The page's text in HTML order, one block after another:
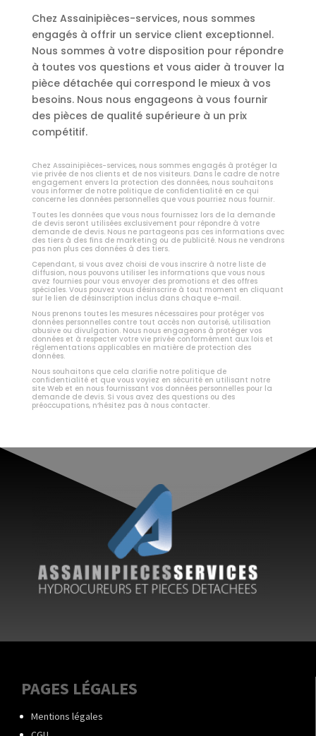
Chez Assainipièces-services, nous sommes
engagés à offrir un service client exceptionnel.
Nous sommes à votre disposition pour répondre
à toutes vos questions et vous aider à trouver la
pièce détachée qui correspond le mieux à vos
besoins. Nous nous engageons à vous fournir
des pièces de qualité supérieure à un prix
compétitif.
Chez Assainipièces-services, nous sommes engagés à protéger la
vie privée de nos clients et de nos visiteurs. Dans le cadre de notre
engagement envers la protection des données, nous souhaitons
vous informer de notre politique de confidentialité en ce qui
concerne les données personnelles que vous pourriez nous fournir.
Toutes les données que vous nous fournissez lors de la demande
de devis seront utilisées exclusivement pour répondre à votre
demande de devis. Nous ne partageons pas ces informations avec
des tiers à des fins de marketing ou de publicité. Nous ne vendrons
pas non plus ces données à des tiers.
Cependant, si vous avez choisi de vous inscrire à notre liste de
diffusion, nous pouvons utiliser les informations que vous nous
avez fournies pour vous envoyer des promotions et des offres
spéciales. Vous pouvez vous désinscrire à tout moment en cliquant
sur le lien de désinscription inclus dans chaque e-mail.
Nous prenons toutes les mesures nécessaires pour protéger vos
données personnelles contre tout accès non autorisé, utilisation
abusive ou divulgation. Nous nous engageons à protéger vos
données et à respecter votre vie privée conformément aux lois et
réglementations applicables en matière de protection des
données.
Nous souhaitons que cela clarifie notre politique de
confidentialité et que vous voyiez en sécurité en utilisant notre
site Web et en nous fournissant vos données personnelles pour la
demande de devis. Si vous avez des questions ou des
préoccupations, n’hésitez pas à nous contacter.
PAGES LÉGALES
Mentions légales